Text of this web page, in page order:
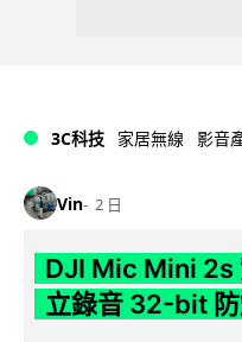
3C科技 家居無線 影音
Vin 2 日
DJI Mic Mini 2s
立錄音 32-bit